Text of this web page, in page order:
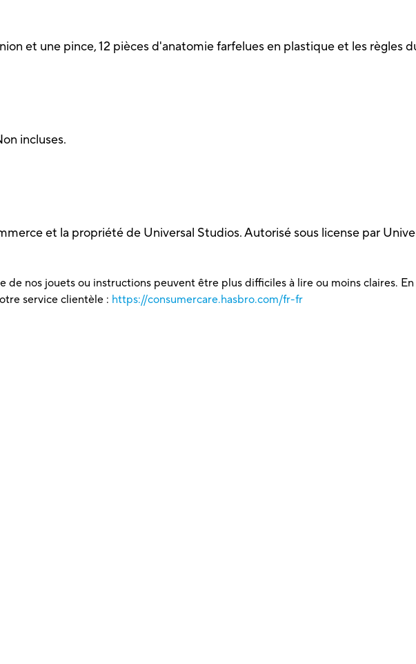
et une pince, 12 pièces d'anatomie farfelues en plastique et les règles
incluses.
et la propriété de Universal Studios. Autorisé sous license par
de nos jouets ou instructions peuvent être plus difficiles à lire ou moins claires. En
service clientèle : https://consumercare.hasbro.com/fr-fr